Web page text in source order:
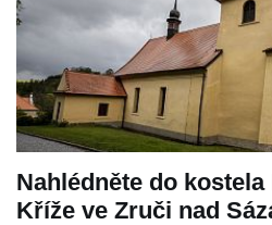
Nahlédněte do
Kříže ve Zruči nad